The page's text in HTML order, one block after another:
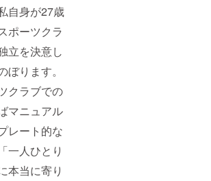
自身が27歳
ポーツクラ
立を決意し
ぼります。
クラブでの
マニュアル
レート的な
一人ひとり
本当に寄り